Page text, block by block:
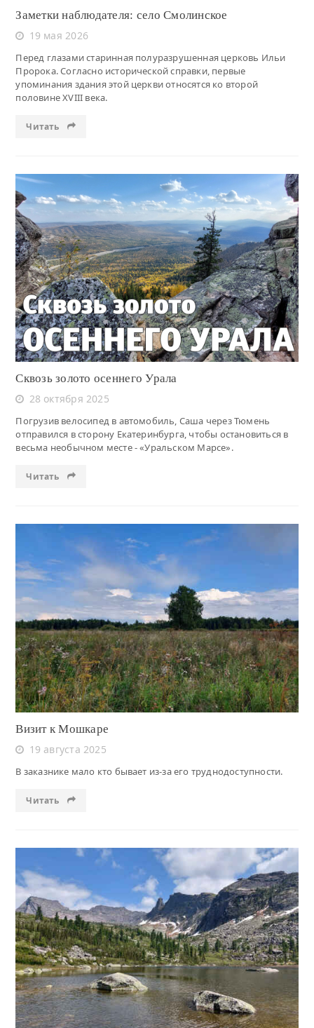
Заметки наблюдателя: село Смолинское
19 мая 2026
Перед глазами старинная полуразрушенная церковь Ильи
Пророка. Согласно исторической справки, первые
упоминания здания этой церкви относятся ко второй
половине XVIII века.
Читать
Читать
Сквозь золото осеннего Урала
28 октября 2025
Погрузив велосипед в автомобиль, Саша через Тюмень
отправился в сторону Екатеринбурга, чтобы остановиться в
весьма необычном месте - «Уральском Марсе».
Читать
Читать
Визит к Мошкаре
19 августа 2025
В заказнике мало кто бывает из-за его труднодоступности.
Читать
Читать